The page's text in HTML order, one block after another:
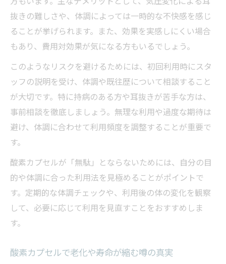
抜きの難しさや、体調によっては一時的な不快感を感じ
ることが挙げられます。また、効果を実感しにくい場合
もあり、費用対効果が気になる方もいるでしょう。
このようなリスクを避けるためには、初回利用時にスタ
ッフの説明を受け、体調や既往歴について相談すること
が大切です。特に持病のある方や耳抜きが苦手な方は、
事前相談を徹底しましょう。無理な利用や過度な期待は
避け、体調に合わせて利用頻度を調整することが重要で
す。
酸素カプセルが「無駄」とならないためには、自分の目
的や体調に合った利用法を見極めることがポイントで
す。定期的な体調チェックや、利用後の体の変化を観察
して、必要に応じて利用を見直すことをおすすめしま
す。
酸素カプセルで老化や寿命が縮む噂の真実